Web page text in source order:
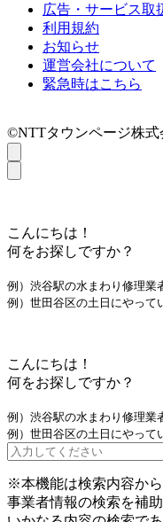
広告・サービス取
利用規約
お知らせ
運営会社について
緊急時はこちら
©NTTタウンページ株式
こんにちは！
何をお探しですか？
例）渋谷駅の水まわり修理業
例）世田谷区の土日にやって
こんにちは！
何をお探しですか？
例）渋谷駅の水まわり修理業
例）世田谷区の土日にやって
※本機能は検索内容か
事業者情報の検索を補助